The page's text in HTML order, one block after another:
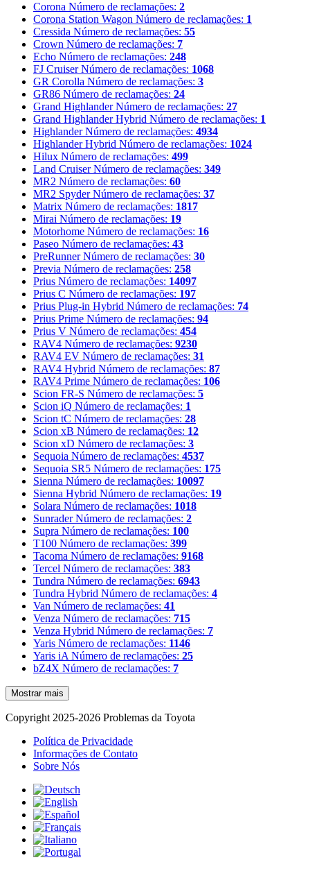
Corona Número de reclamações: 2
Corona Station Wagon Número de reclamações: 1
Cressida Número de reclamações: 55
Crown Número de reclamações: 7
Echo Número de reclamações: 248
FJ Cruiser Número de reclamações: 1068
GR Corolla Número de reclamações: 3
GR86 Número de reclamações: 24
Grand Highlander Número de reclamações: 27
Grand Highlander Hybrid Número de reclamações: 1
Highlander Número de reclamações: 4934
Highlander Hybrid Número de reclamações: 1024
Hilux Número de reclamações: 499
Land Cruiser Número de reclamações: 349
MR2 Número de reclamações: 60
MR2 Spyder Número de reclamações: 37
Matrix Número de reclamações: 1817
Mirai Número de reclamações: 19
Motorhome Número de reclamações: 16
Paseo Número de reclamações: 43
PreRunner Número de reclamações: 30
Previa Número de reclamações: 258
Prius Número de reclamações: 14097
Prius C Número de reclamações: 197
Prius Plug-in Hybrid Número de reclamações: 74
Prius Prime Número de reclamações: 94
Prius V Número de reclamações: 454
RAV4 Número de reclamações: 9230
RAV4 EV Número de reclamações: 31
RAV4 Hybrid Número de reclamações: 87
RAV4 Prime Número de reclamações: 106
Scion FR-S Número de reclamações: 5
Scion iQ Número de reclamações: 1
Scion tC Número de reclamações: 28
Scion xB Número de reclamações: 12
Scion xD Número de reclamações: 3
Sequoia Número de reclamações: 4537
Sequoia SR5 Número de reclamações: 175
Sienna Número de reclamações: 10097
Sienna Hybrid Número de reclamações: 19
Solara Número de reclamações: 1018
Sunrader Número de reclamações: 2
Supra Número de reclamações: 100
T100 Número de reclamações: 399
Tacoma Número de reclamações: 9168
Tercel Número de reclamações: 383
Tundra Número de reclamações: 6943
Tundra Hybrid Número de reclamações: 4
Van Número de reclamações: 41
Venza Número de reclamações: 715
Venza Hybrid Número de reclamações: 7
Yaris Número de reclamações: 1146
Yaris iA Número de reclamações: 25
bZ4X Número de reclamações: 7
Mostrar mais
Copyright 2025-2026 Problemas da Toyota
Política de Privacidade
Informações de Contato
Sobre Nós